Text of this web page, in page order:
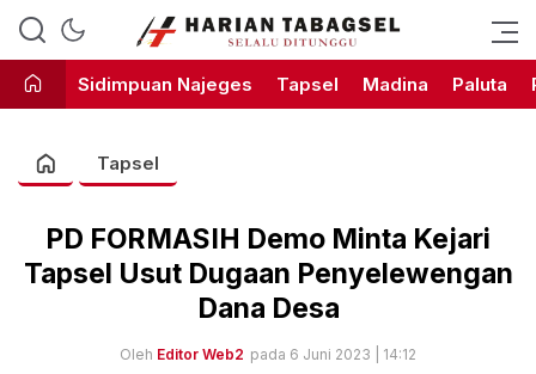
Harian Tabagsel
Harian Tabagsel Official Website
Sidimpuan Najeges
Tapsel Madina Paluta
Tapsel
PD FORMASIH Demo Minta Kejari
Tapsel Usut Dugaan Penyelewengan
Dana Desa
Oleh Editor Web2 pada 6 Juni 2023 | 14:12